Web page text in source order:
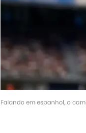
Falando em espanhol, o